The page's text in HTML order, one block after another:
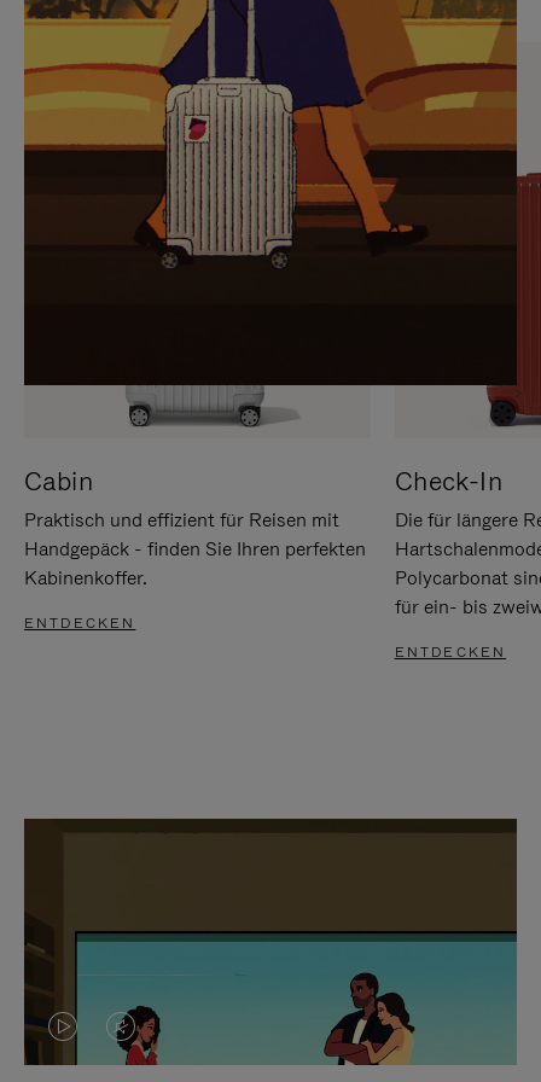
SIE,
UM
ANZUHALTEN
AUFHEBEN
DER
STUMMSCHALTUNG
Cabin
Praktisch und effizient für Reisen mit
Handgepäck - finden Sie Ihren perfekten
Kabinenkoffer.
ENTDECKEN
Check-In
Die für längere
Polycarbonat
für ein- bis
ENTDECKEN
DASVIDEO